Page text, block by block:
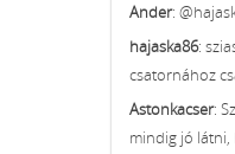
Ander:
hajaska86:
csatornához
Astonkacser:
mindig jó látni,